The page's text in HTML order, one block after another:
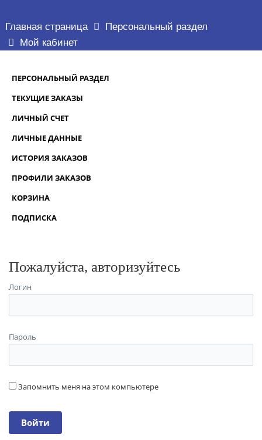
Главная страница
Персональный раздел
Мой кабинет
ПЕРСОНАЛЬНЫЙ РАЗДЕЛ
ТЕКУЩИЕ ЗАКАЗЫ
ЛИЧНЫЙ СЧЕТ
ЛИЧНЫЕ ДАННЫЕ
ИСТОРИЯ ЗАКАЗОВ
ПРОФИЛИ ЗАКАЗОВ
КОРЗИНА
ПОДПИСКА
Пожалуйста, авторизуйтесь
Логин
Пароль
Запомнить меня на этом компьютере